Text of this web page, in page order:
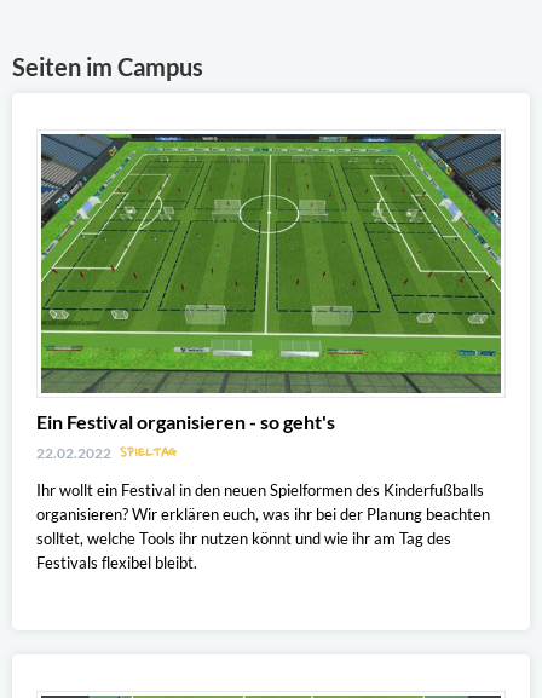
Seiten im Campus
Ein Festival organisieren - so geht's
22.02.2022 SPIELTAG
Ihr wollt ein Festival in den neuen Spielformen des Kinderfußballs
organisieren? Wir erklären euch, was ihr bei der Planung beachten
solltet, welche Tools ihr nutzen könnt und wie ihr am Tag des
Festivals flexibel bleibt.